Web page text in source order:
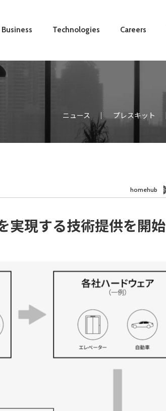
Business Technologies Careers
ニュース プレスキット
homehub
実現する技術提供を開始